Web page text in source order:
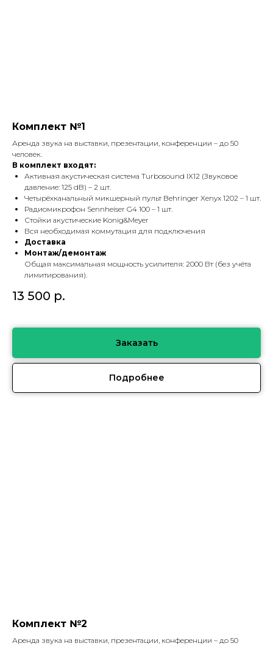
Комплект №1
Аренда звука на выставки, презентации, конференции – до 50
человек.
В комплект входят:
Активная акустическая система Turbosound IX12 (Звуковое
давление: 125 dB) – 2 шт.
Четырёхканальный микшерный пульт Behringer Xenyx 1202 – 1 шт.
Радиомикрофон Sennheiser G4 100 – 1 шт.
Стойки акустические Konig&Meyer
Вся необходимая коммутация для подключения
Доставка
Монтаж/демонтаж
Общая максимальная мощность усилителя: 2000 Вт (без учёта
лимитирования).
13 500 р.
Заказать
Подробнее
Комплект №2
Аренда звука на выставки, презентации, конференции – до 50